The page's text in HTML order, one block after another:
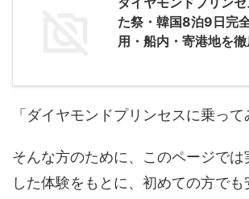
た祭・韓国8泊9日完
用・船内・寄港地を
「ダイヤモンドプリンセスに乗って
そんな方のために、このページで
した体験をもとに、初めての方で